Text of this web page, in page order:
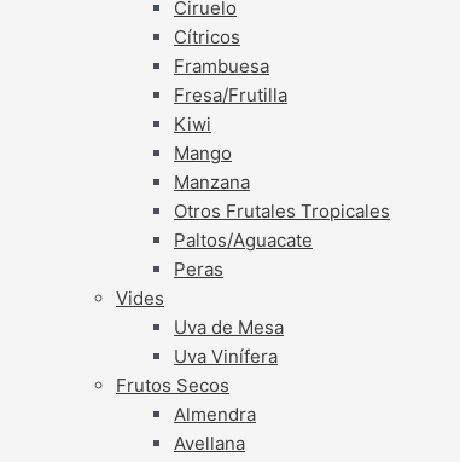
Ciruelo
Cítricos
Frambuesa
Fresa/Frutilla
Kiwi
Mango
Manzana
Otros Frutales Tropicales
Paltos/Aguacate
Peras
Vides
Uva de Mesa
Uva Vinífera
Frutos Secos
Almendra
Avellana